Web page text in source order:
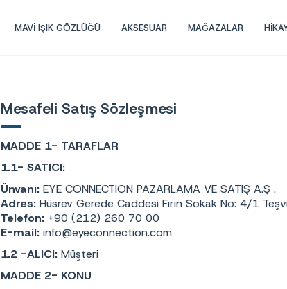
MAVİ IŞIK GÖZLÜĞÜ AKSESUAR MAĞAZALAR
Mesafeli Satış Sözleşmesi
MADDE 1- TARAFLAR
1.1- SATICI:
Ünvanı: EYE CONNECTION PAZARLAMA VE SATIŞ A.Ş .
Adres: Hüsrev Gerede Caddesi Fırın Sokak No: 4/1
Telefon: +90 (212) 260 70 00
E-mail: info@eyeconnection.com
1.2 -ALICI: Müşteri
MADDE 2- KONU